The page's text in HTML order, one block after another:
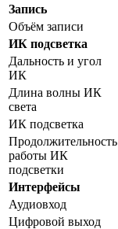
Запись
Объём записи
ИК подсветка
Дальность и угол
ИК
Длина волны ИК
света
ИК подсветка
Продолжительность
работы ИК
подсветки
Интерфейсы
Аудиовход
Цифровой выход